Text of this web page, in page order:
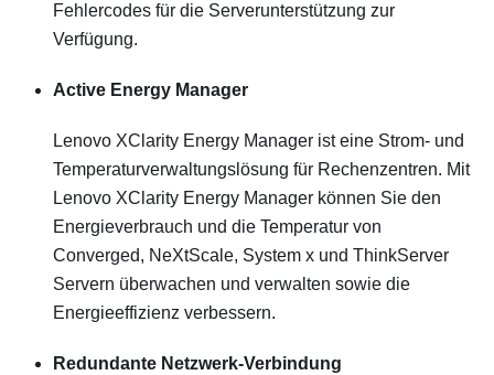
Fehlercodes für die Serverunterstützung zur
Verfügung.
Active Energy Manager
Lenovo XClarity Energy Manager ist eine Strom- und
Temperaturverwaltungslösung für Rechenzentren. Mit
Lenovo XClarity Energy Manager können Sie den
Energieverbrauch und die Temperatur von
Converged, NeXtScale, System x und ThinkServer
Servern überwachen und verwalten sowie die
Energieeffizienz verbessern.
Redundante Netzwerk-Verbindung